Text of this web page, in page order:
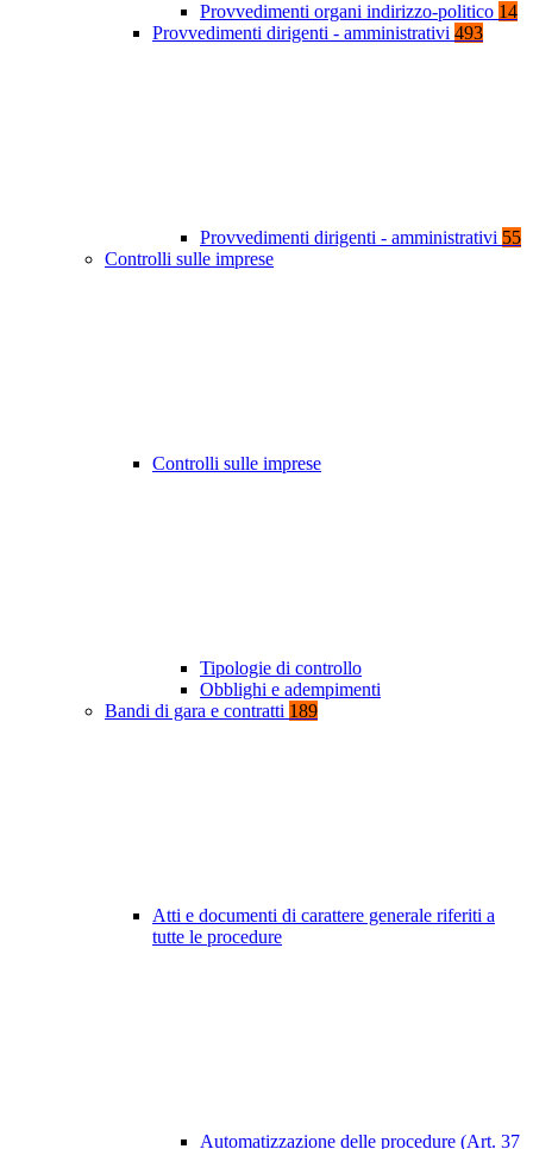
Provvedimenti organi indirizzo-politico 14
Provvedimenti dirigenti - amministrativi 493
Provvedimenti dirigenti - amministrativi 55
Controlli sulle imprese
Controlli sulle imprese
Tipologie di controllo
Obblighi e adempimenti
Bandi di gara e contratti 189
Atti e documenti di carattere generale riferiti a
tutte le procedure
Automatizzazione delle procedure (Art. 37